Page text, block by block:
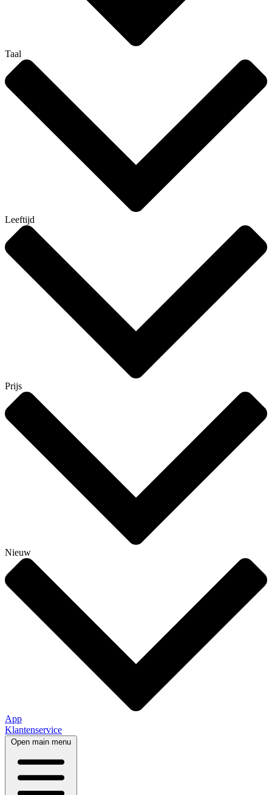
Taal
Leeftijd
Prijs
Nieuw
App
Klantenservice
Open main menu